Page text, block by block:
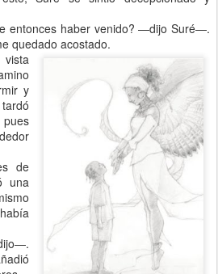
entonces haber venido? —dijo Suré—.
quedado acostado.
y
de
una